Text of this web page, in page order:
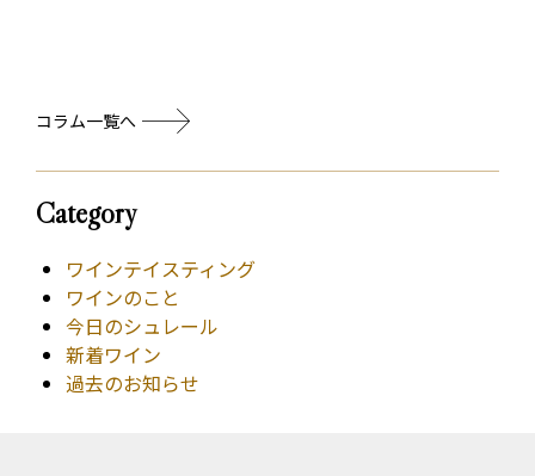
コラム一覧へ
Category
ワインテイスティング
ワインのこと
今日のシュレール
新着ワイン
過去のお知らせ